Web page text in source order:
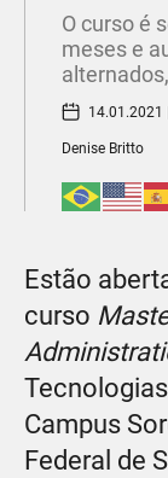
O curso é
meses e
14.01.2021
Denise Britto
Estão
curso
Campus
Federal de